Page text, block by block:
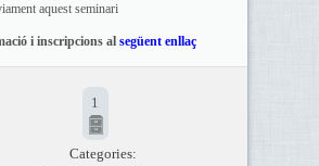
aquest seminari
i inscripcions al següent enllaç
1
Categories: